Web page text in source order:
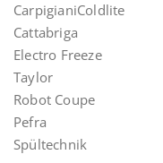
CarpigianiColdlite
Cattabriga
Electro Freeze
Taylor
Robot Coupe
Pefra
Spültechnik